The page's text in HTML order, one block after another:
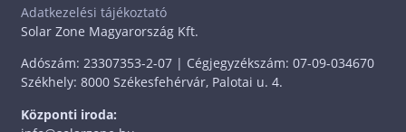
Adatkezelési tájékoztató
Solar Zone Magyarország Kft.
Adószám: 23307353-2-07 | Cégjegyzékszám: 07-09-034670
Székhely: 8000 Székesfehérvár, Palotai u. 4.
Központi iroda: